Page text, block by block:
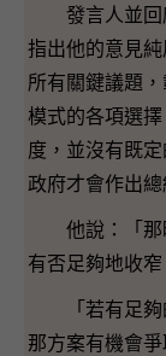
發言人並回應
指出他的意見
所有關鍵議題
模式的各項選
度，並沒有既
政府才會作出總
他說：「那
有否足夠地收窄
「若有足夠
那方案有機會